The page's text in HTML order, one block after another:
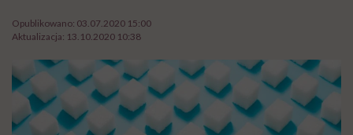
Opublikowano: 03.07.2020 15:00
Aktualizacja: 13.10.2020 10:38